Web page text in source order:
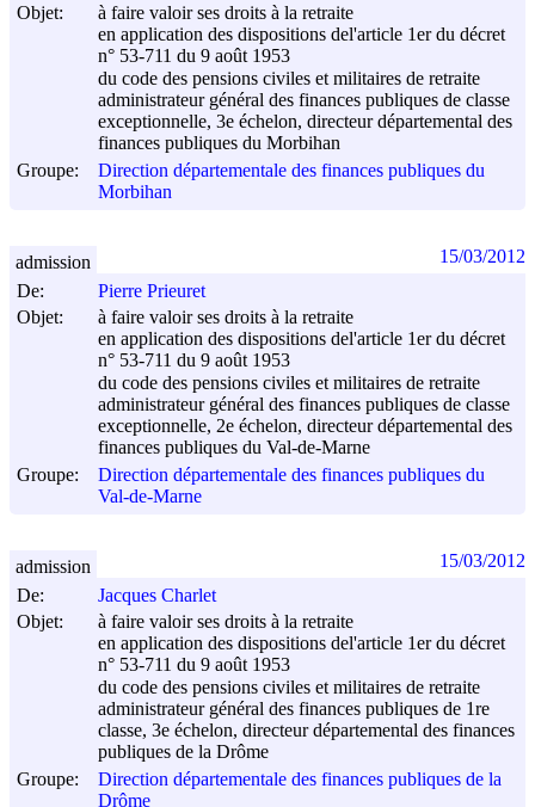
Objet:
à faire valoir ses droits à la retraite
en application des dispositions del'article 1er du décret
n° 53-711 du 9 août 1953
du code des pensions civiles et militaires de retraite
administrateur général des finances publiques de classe
exceptionnelle, 3e échelon, directeur départemental des
finances publiques du Morbihan
Groupe:
Direction départementale des finances publiques du
Morbihan
De:
Pierre Prieuret
Objet:
à faire valoir ses droits à la retraite
en application des dispositions del'article 1er du décret
n° 53-711 du 9 août 1953
du code des pensions civiles et militaires de retraite
administrateur général des finances publiques de classe
exceptionnelle, 2e échelon, directeur départemental des
finances publiques du Val-de-Marne
Groupe:
Direction départementale des finances publiques du
Val-de-Marne
admission 15/03/2012
De:
Jacques Charlet
Objet:
à faire valoir ses droits à la retraite
en application des dispositions del'article 1er du décret
n° 53-711 du 9 août 1953
du code des pensions civiles et militaires de retraite
administrateur général des finances publiques de 1re
classe, 3e échelon, directeur départemental des finances
publiques de la Drôme
Groupe:
Direction départementale des finances publiques de la
Drôme
admission 15/03/2012